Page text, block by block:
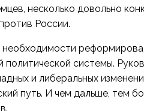
несколько довольно
России.
системы.
и либеральных
путь. И чем дальше, тем